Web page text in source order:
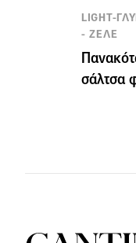
LIGHT-
- ΖΕΛΕ
σάλτσα